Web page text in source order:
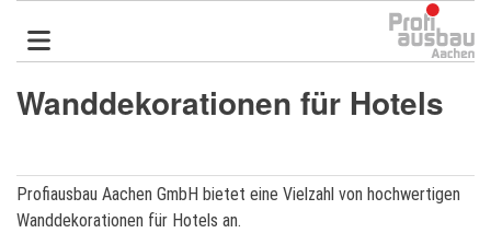
Inhalt
Wanddekorationen für Hotels
Profiausbau Aachen GmbH bietet eine Vielzahl von hochwertigen
Wanddekorationen für Hotels an.